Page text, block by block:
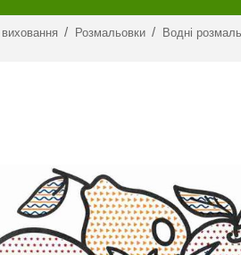
/ Розмальовки / Водні